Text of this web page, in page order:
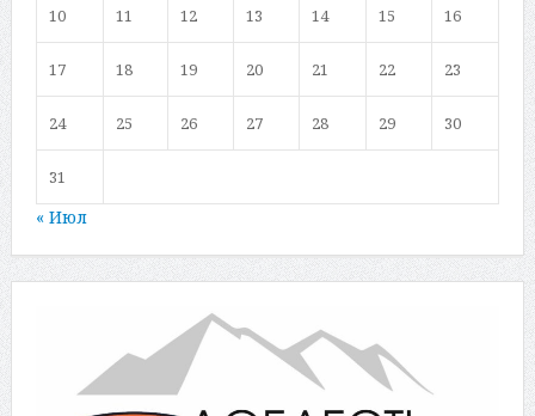
10 11 12 13 14 15 16
17 18 19 20 21 22 23
24 25 26 27 28 29 30
31
« Июл